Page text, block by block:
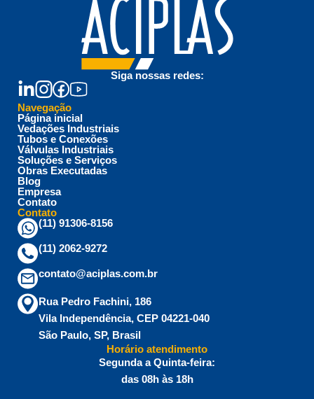
Siga nossas redes:
Navegação
Página inicial
Vedações Industriais
Tubos e Conexões
Válvulas Industriais
Soluções e Serviços
Obras Executadas
Blog
Empresa
Contato
Contato
(11) 91306-8156
(11) 2062-9272
contato@aciplas.com.br
Rua Pedro Fachini, 186
Vila Independência, CEP 04221-040
São Paulo, SP, Brasil
Horário atendimento
Segunda a Quinta-feira:
das 08h às 18h